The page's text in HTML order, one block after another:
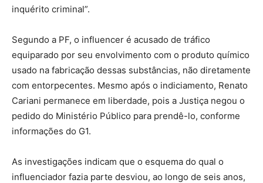
inquérito criminal”.
Segundo a PF, o influencer é acusado de tráfico
equiparado por seu envolvimento com o produto químico
usado na fabricação dessas substâncias, não diretamente
com entorpecentes. Mesmo após o indiciamento, Renato
Cariani permanece em liberdade, pois a Justiça negou o
pedido do Ministério Público para prendê-lo, conforme
informações do G1.
As investigações indicam que o esquema do qual o
influenciador fazia parte desviou, ao longo de seis anos,